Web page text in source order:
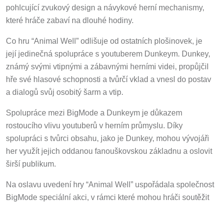
pohlcující zvukový design a návykové herní mechanismy,
které hráče zabaví na dlouhé hodiny.
Co hru “Animal Well” odlišuje od ostatních plošinovek, je
její jedinečná spolupráce s youtuberem Dunkeym. Dunkey,
známý svými vtipnými a zábavnými herními videi, propůjčil
hře své hlasové schopnosti a tvůrčí vklad a vnesl do postav
a dialogů svůj osobitý šarm a vtip.
Spolupráce mezi BigMode a Dunkeym je důkazem
rostoucího vlivu youtuberů v herním průmyslu. Díky
spolupráci s tvůrci obsahu, jako je Dunkey, mohou vývojáři
her využít jejich oddanou fanouškovskou základnu a oslovit
širší publikum.
Na oslavu uvedení hry “Animal Well” uspořádala společnost
BigMode speciální akci, v rámci které mohou hráči soutěžit